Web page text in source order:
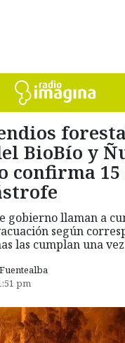
BioBío y
confirma
gobierno llaman a
según
las cumplan una
pm